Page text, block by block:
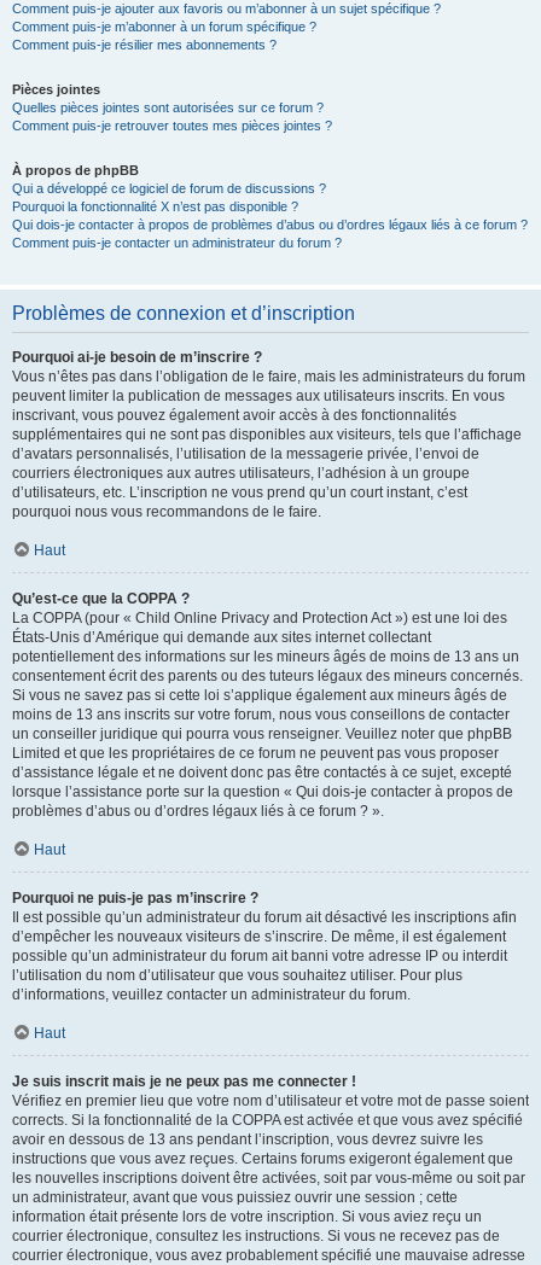
Comment puis-je ajouter aux favoris ou m’abonner à un sujet spécifique ?
Comment puis-je m’abonner à un forum spécifique ?
Comment puis-je résilier mes abonnements ?
Pièces jointes
Quelles pièces jointes sont autorisées sur ce forum ?
Comment puis-je retrouver toutes mes pièces jointes ?
À propos de phpBB
Qui a développé ce logiciel de forum de discussions ?
Pourquoi la fonctionnalité X n’est pas disponible ?
Qui dois-je contacter à propos de problèmes d’abus ou d’ordres légaux liés à ce forum ?
Comment puis-je contacter un administrateur du forum ?
Problèmes de connexion et d’inscription
Pourquoi ai-je besoin de m’inscrire ?
Vous n’êtes pas dans l’obligation de le faire, mais les administrateurs du forum
peuvent limiter la publication de messages aux utilisateurs inscrits. En vous
inscrivant, vous pouvez également avoir accès à des fonctionnalités
supplémentaires qui ne sont pas disponibles aux visiteurs, tels que l’affichage
d’avatars personnalisés, l’utilisation de la messagerie privée, l’envoi de
courriers électroniques aux autres utilisateurs, l’adhésion à un groupe
d’utilisateurs, etc. L’inscription ne vous prend qu’un court instant, c’est
pourquoi nous vous recommandons de le faire.
Haut
Qu’est-ce que la COPPA ?
La COPPA (pour « Child Online Privacy and Protection Act ») est une loi des
États-Unis d’Amérique qui demande aux sites internet collectant
potentiellement des informations sur les mineurs âgés de moins de 13 ans un
consentement écrit des parents ou des tuteurs légaux des mineurs concernés.
Si vous ne savez pas si cette loi s’applique également aux mineurs âgés de
moins de 13 ans inscrits sur votre forum, nous vous conseillons de contacter
un conseiller juridique qui pourra vous renseigner. Veuillez noter que phpBB
Limited et que les propriétaires de ce forum ne peuvent pas vous proposer
d’assistance légale et ne doivent donc pas être contactés à ce sujet, excepté
lorsque l’assistance porte sur la question « Qui dois-je contacter à propos de
problèmes d’abus ou d’ordres légaux liés à ce forum ? ».
Haut
Pourquoi ne puis-je pas m’inscrire ?
Il est possible qu’un administrateur du forum ait désactivé les inscriptions afin
d’empêcher les nouveaux visiteurs de s’inscrire. De même, il est également
possible qu’un administrateur du forum ait banni votre adresse IP ou interdit
l’utilisation du nom d’utilisateur que vous souhaitez utiliser. Pour plus
d’informations, veuillez contacter un administrateur du forum.
Haut
Je suis inscrit mais je ne peux pas me connecter !
Vérifiez en premier lieu que votre nom d’utilisateur et votre mot de passe soient
corrects. Si la fonctionnalité de la COPPA est activée et que vous avez spécifié
avoir en dessous de 13 ans pendant l’inscription, vous devrez suivre les
instructions que vous avez reçues. Certains forums exigeront également que
les nouvelles inscriptions doivent être activées, soit par vous-même ou soit par
un administrateur, avant que vous puissiez ouvrir une session ; cette
information était présente lors de votre inscription. Si vous aviez reçu un
courrier électronique, consultez les instructions. Si vous ne recevez pas de
courrier électronique, vous avez probablement spécifié une mauvaise adresse